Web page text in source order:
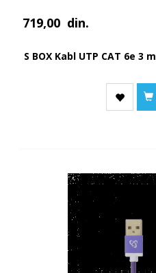
719,00 din.
S BOX Kabl UTP CAT 6e 3 m